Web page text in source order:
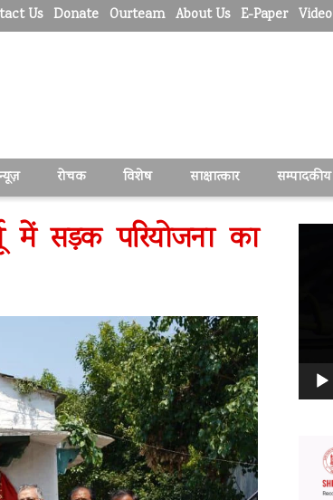
Us Donate Ourteam About Us E-Paper Video
रोचक विशेष साक्षात्कार सम्पादकीय
में सड़क परियोजना का